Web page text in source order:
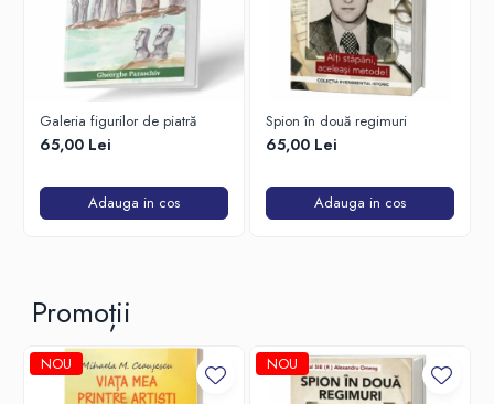
Galeria figurilor de piatră
65,00 Lei
Adauga in cos
Spion în două regimuri
65,00 Lei
Adauga in cos
Promoții
NOU NOU